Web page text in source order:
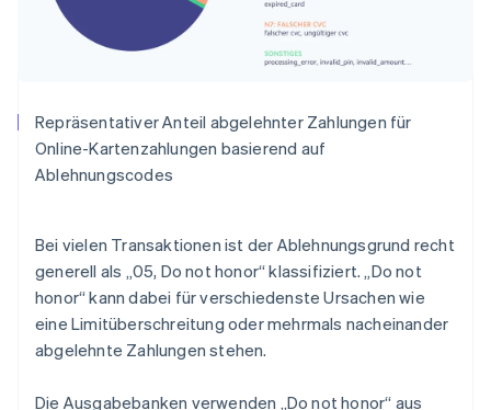
Repräsentativer Anteil abgelehnter Zahlungen für
Online-Kartenzahlungen basierend auf
Ablehnungscodes
Bei vielen Transaktionen ist der Ablehnungsgrund recht
generell als „05, Do not honor“ klassifiziert. „Do not
honor“ kann dabei für verschiedenste Ursachen wie
eine Limitüberschreitung oder mehrmals nacheinander
abgelehnte Zahlungen stehen.
Die Ausgabebanken verwenden „Do not honor“ aus